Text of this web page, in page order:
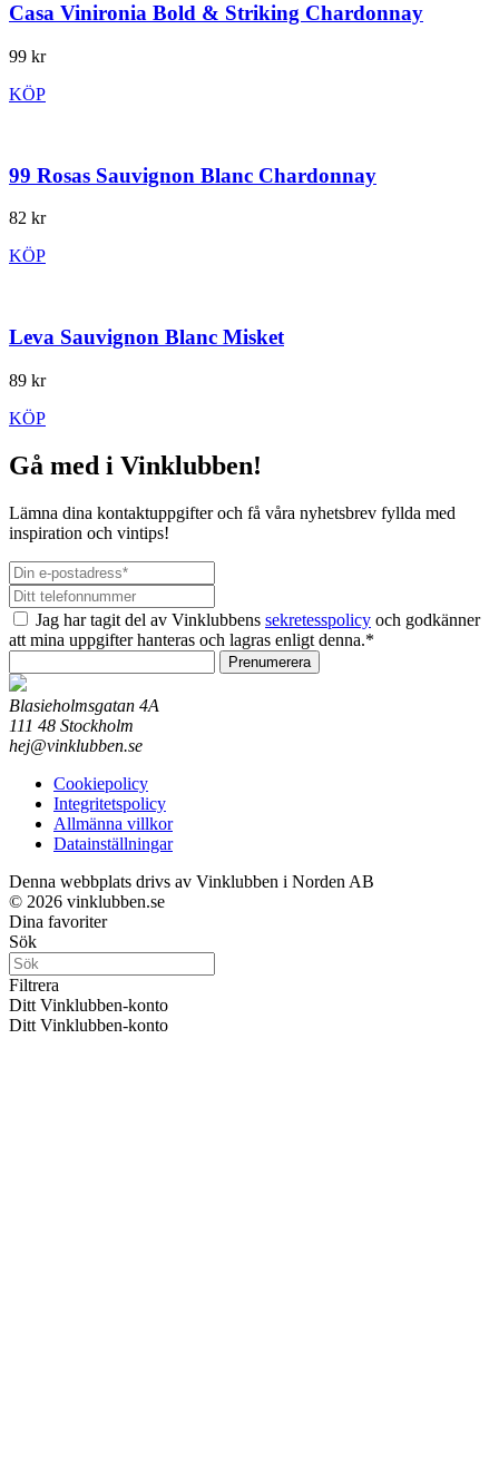
Casa Vinironia Bold & Striking Chardonnay
99 kr
KÖP
99 Rosas Sauvignon Blanc Chardonnay
82 kr
KÖP
Leva Sauvignon Blanc Misket
89 kr
KÖP
Gå med i Vinklubben!
Lämna dina kontaktuppgifter och få våra nyhetsbrev fyllda med
inspiration och vintips!
Jag har tagit del av Vinklubbens sekretesspolicy och godkänner
att mina uppgifter hanteras och lagras enligt denna.*
Prenumerera
Blasieholmsgatan 4A
111 48 Stockholm
hej@vinklubben.se
Cookiepolicy
Integritetspolicy
Allmänna villkor
Datainställningar
Denna webbplats drivs av Vinklubben i Norden AB
© 2026 vinklubben.se
Dina favoriter
Sök
Filtrera
Ditt Vinklubben-konto
Ditt Vinklubben-konto